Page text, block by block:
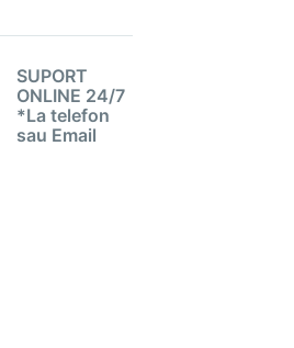
SUPORT
ONLINE 24/7
*La telefon
sau Email